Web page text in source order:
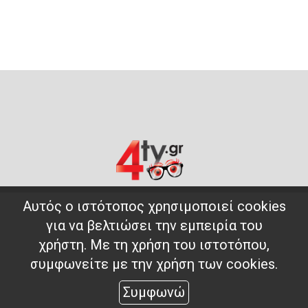
Αυτός ο ιστότοπος χρησιμοποιεί cookies
για να βελτιώσει την εμπειρία του
χρήστη. Με τη χρήση του ιστοτόπου,
συμφωνείτε με την χρήση των cookies.
Συμφωνώ